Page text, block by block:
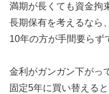
満期が長くても資金拘
長期保有を考えるなら
10年の方が手間要らず
金利がガンガン下がっ
固定5年に買い替える